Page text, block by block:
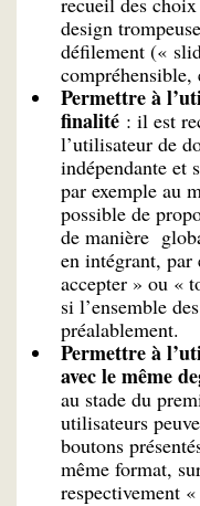
design
défilement («
compréhensible,
Permettre à
finalité : il est
l’utilisateur de
indépendante et
par exemple au
possible de
de manière
en intégrant, par
accepter » ou «
si l’ensemble
préalablement.
Permettre à
avec le même
au stade du
utilisateurs
boutons
même format,
respectivement